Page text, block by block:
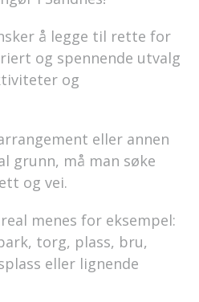
å legge til rette for
og spennende utvalg
og
eller annen
grunn, må man søke
og vei.
menes for eksempel:
torg, plass, bru,
eller lignende